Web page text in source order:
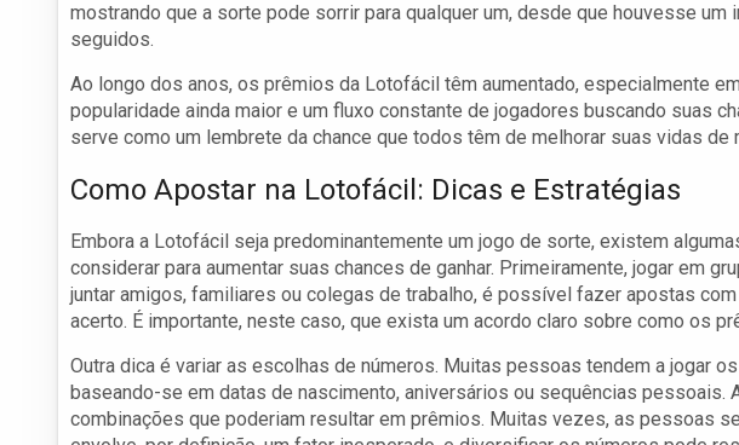
mostrando que a sorte pode sorrir para qualquer um, desde que houvesse
seguidos.
Ao longo dos anos, os prêmios da Lotofácil têm aumentado, especialmente
popularidade ainda maior e um fluxo constante de jogadores buscando suas
serve como um lembrete da chance que todos têm de melhorar suas vidas de
Como Apostar na Lotofácil: Dicas e Estratégias
Embora a Lotofácil seja predominantemente um jogo de sorte, existem
considerar para aumentar suas chances de ganhar. Primeiramente, jogar em
juntar amigos, familiares ou colegas de trabalho, é possível fazer apostas
acerto. É importante, neste caso, que exista um acordo claro sobre como os
Outra dica é variar as escolhas de números. Muitas pessoas tendem a jogar
baseando-se em datas de nascimento, aniversários ou sequências pessoais.
combinações que poderiam resultar em prêmios. Muitas vezes, as pessoas